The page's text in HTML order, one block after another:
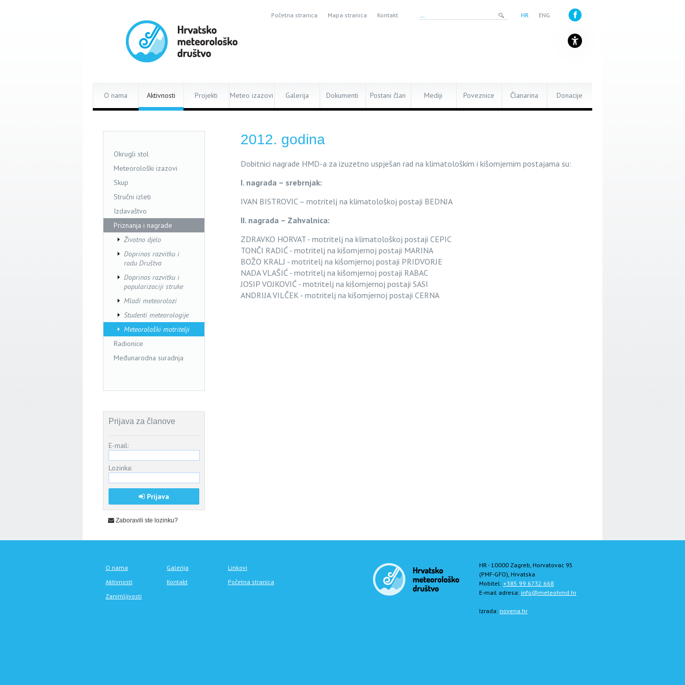
Početna stranica Mapa stranica Kontakt HR ENG
O nama Aktivnosti Projekti Meteo izazovi Galerija Dokumenti Postani član Mediji Poveznice Članarina Donacije
2012. godina
Dobitnici nagrade HMD-a za izuzetno uspješan rad na klimatološkim i kišomjernim postajama su:
I. nagrada – srebrnjak:
IVAN BISTROVIC – motritelj na klimatološkoj postaji BEDNJA
II. nagrada – Zahvalnica:
ZDRAVKO HORVAT - motritelj na klimatološkoj postaji CEPIC
TONČI RADIĆ - motritelj na kišomjernoj postaji MARINA
BOŽO KRALJ - motritelj na kišomjernoj postaji PRIDVORJE
NADA VLAŠIĆ - motritelj na kišomjernoj postaji RABAC
JOSIP VOJKOVIĆ - motritelj na kišomjernoj postaji SASI
ANDRIJA VILČEK - motritelj na kišomjernoj postaji CERNA
Okrugli stol
Meteorološki izazovi
Skup
Stručni izleti
Izdavaštvo
Priznanja i nagrade
Životno djelo
Doprinos razvitku i
radu Društva
Doprinos razvitku i
popularizaciji struke
Mladi meteorolozi
Studenti meteorologije
Meteorološki motritelji
Radionice
Međunarodna suradnja
Prijava za članove
E-mail:
Lozinka:
Prijava
Zaboravili ste lozinku?
O nama Galerija
Linkovi
Aktivnosti
Kontakt
Početna stranica
Zanimljivosti
HR - 10000 Zagreb, Horvatovac 95
(PMF-GFO), Hrvatska
Mobitel: +385 99 6732 668
E-mail adresa: info@meteohmd.hr
Izrada: novena.hr